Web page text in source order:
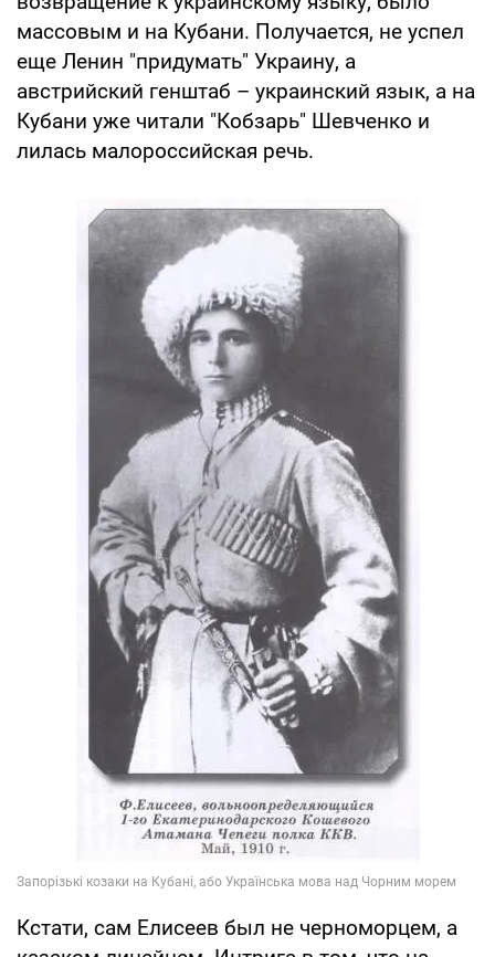
массовым и на Кубани. Получается, не успел
еще Ленин "придумать" Украину, а
австрийский генштаб – украинский язык, а на
Кубани уже читали "Кобзарь" Шевченко и
лилась малороссийская речь.
Кстати, сам Елисеев был не черноморцем, а